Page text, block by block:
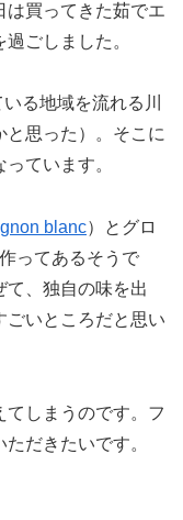
は買ってきた茹でエ
ごしました。
る地域を流れる川
と思った）。そこに
ています。
blanc）とグロ
ってあるそうで
て、独自の味を出
ごいところだと思い
てしまうのです。フ
だきたいです。